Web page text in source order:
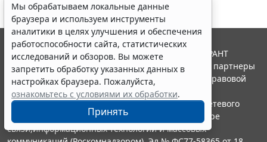
Мы обрабатываем локальные данные
браузера и используем инструменты
аналитики в целях улучшения и обеспечения
работоспособности сайта, статистических
исследований и обзоров. Вы можете
запретить обработку указанных данных в
настройках браузера. Пожалуйста,
ознакомьтесь с условиями их обработки.
Принять
© ООО "НПП "ГАРАНТ-СЕРВИС", 2026. Система ГАРАНТ
выпускается с 1990 года. Компания "Гарант" и ее партнеры
являются участниками Российской ассоциации правовой
информации ГАРАНТ.
Портал ГАРАНТ.РУ зарегистрирован в качестве сетевого
издания Федеральной службой по надзору в сфере
связи,информационных технологий и массовых